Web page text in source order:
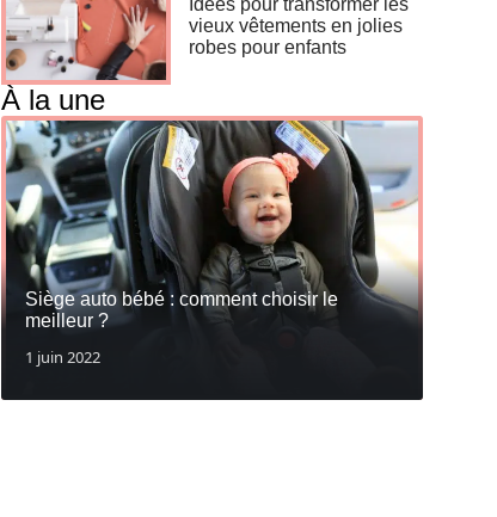
Idées pour transformer les
vieux vêtements en jolies
robes pour enfants
À la une
Siège auto bébé : comment choisir le
meilleur ?
1 juin 2022